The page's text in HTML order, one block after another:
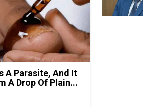
A Parasite, And It
A Drop Of Plain...